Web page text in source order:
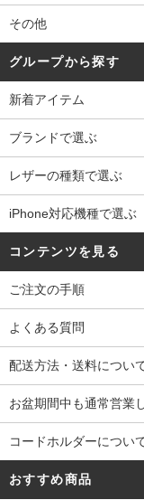
その他
グループから探す
新着アイテム
ブランドで選ぶ
レザーの種類で選ぶ
iPhone対応機種で選ぶ
コンテンツを見る
ご注文の手順
よくある質問
配送方法・送料につい
お盆期間中も通常営業
コードホルダーについ
おすすめ商品